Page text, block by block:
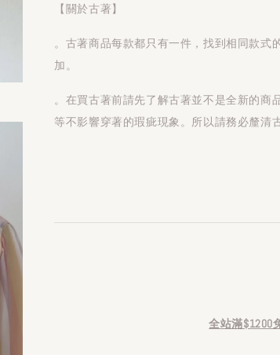
【關於古著】
。古著商品每款都只有一件，找到相同款式
加。
。在買古著前請先了解古著並不是全新的商
等不影響穿著的瑕疵現象。所以請務必釐清
全站滿$1200